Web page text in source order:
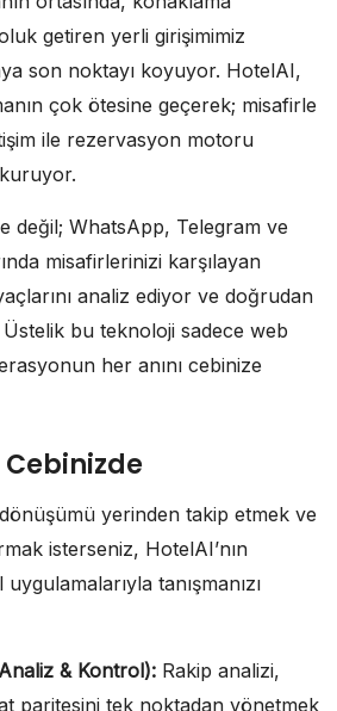
getiren yerli girişimimiz
son noktayı koyuyor. HotelAI,
çok ötesine geçerek; misafirle
ile rezervasyon motoru
değil; WhatsApp, Telegram ve
misafirlerinizi karşılayan
analiz ediyor ve doğrudan
bu teknoloji sadece web
her anını cebinize
yerinden takip etmek ve
isterseniz, HotelAI’nın
tanışmanızı
& Kontrol): Rakip analizi,
paritesini tek noktadan yönetmek